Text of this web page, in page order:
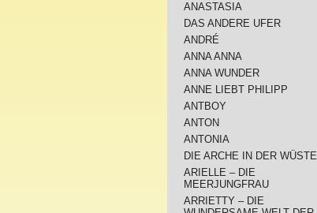
ANASTASIA
DAS ANDERE UFER
ANDRÉ
ANNA ANNA
ANNA WUNDER
ANNE LIEBT PHILIPP
ANTBOY
ANTON
ANTONIA
DIE ARCHE IN DER WÜSTE
ARIELLE – DIE
MEERJUNGFRAU
ARRIETTY – DIE